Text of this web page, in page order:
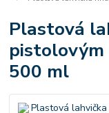
Plastová
pistolovým
500 ml